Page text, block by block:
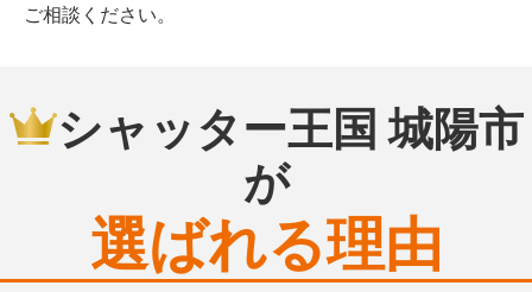
ご相談ください。
シャッター王国 城陽市
が
選ばれる理由